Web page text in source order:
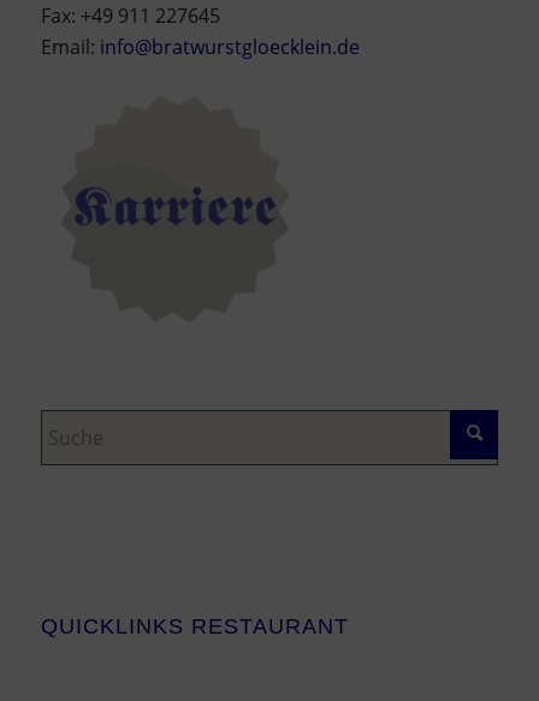
Fax: +49 911 227645
Email: info@bratwurstgloecklein.de
QUICKLINKS RESTAURANT